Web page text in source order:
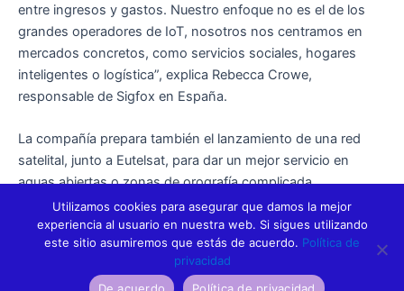
entre ingresos y gastos. Nuestro enfoque no es el de los
grandes operadores de IoT, nosotros nos centramos en
mercados concretos, como servicios sociales, hogares
inteligentes o logística”, explica Rebecca Crowe,
responsable de Sigfox en España.
La compañía prepara también el lanzamiento de una red
satelital, junto a Eutelsat, para dar un mejor servicio en
aguas abiertas o zonas de orografía complicada.
ANTERIOR SIGUIENTE
Utilizamos cookies para asegurar que damos la mejor
experiencia al usuario en nuestra web. Si sigues utilizando
este sitio asumiremos que estás de acuerdo. Política de
privacidad
De acuerdo
Política de privacidad